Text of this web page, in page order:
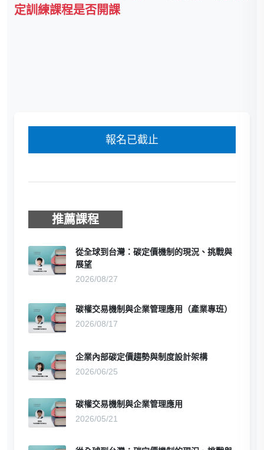
定訓練課程是否開課
報名已截止
推薦課程
從全球到台灣：碳定價機制的現況、挑戰與
展望
2026/08/27
碳權交易機制與企業管理應用（產業專班）
2026/08/17
企業內部碳定價趨勢與制度設計架構
2026/06/25
碳權交易機制與企業管理應用
2026/05/21